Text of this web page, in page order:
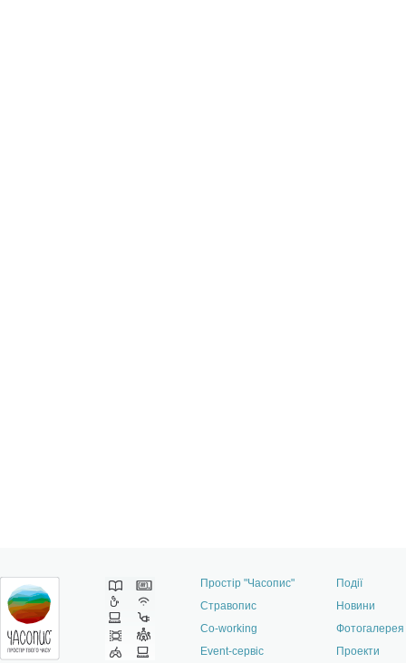
Простір "Часопис"
Події
Стравопис
Новини
Co-working
Фотогалерея
Event-сервіс
Проекти